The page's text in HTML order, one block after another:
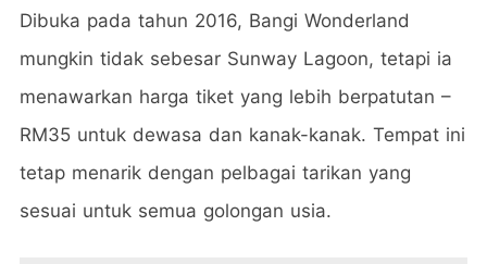
Dibuka pada tahun 2016, Bangi Wonderland
mungkin tidak sebesar Sunway Lagoon, tetapi ia
menawarkan harga tiket yang lebih berpatutan –
RM35 untuk dewasa dan kanak-kanak. Tempat ini
tetap menarik dengan pelbagai tarikan yang
sesuai untuk semua golongan usia.